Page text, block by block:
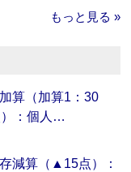
もっと見る »
算（加算1：30
）：個人…
減算（▲15点）：